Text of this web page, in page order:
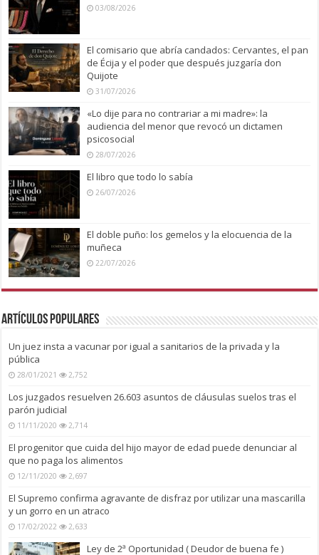
03/08/2026
El comisario que abría candados: Cervantes, el pan
de Écija y el poder que después juzgaría don
Quijote
31/07/2026
«Lo dije para no contrariar a mi madre»: la
audiencia del menor que revocó un dictamen
psicosocial
28/07/2026
El libro que todo lo sabía
26/07/2026
El doble puño: los gemelos y la elocuencia de la
muñeca
22/07/2026
Artículos Populares
Un juez insta a vacunar por igual a sanitarios de la privada y la
pública
28/01/2021 2,752
Los juzgados resuelven 26.603 asuntos de cláusulas suelos tras el
parón judicial
11/11/2020 2,714
El progenitor que cuida del hijo mayor de edad puede denunciar al
que no paga los alimentos
12/11/2020 2,697
El Supremo confirma agravante de disfraz por utilizar una mascarilla
y un gorro en un atraco
17/02/2022 2,633
Ley de 2ª Oportunidad ( Deudor de buena fe )